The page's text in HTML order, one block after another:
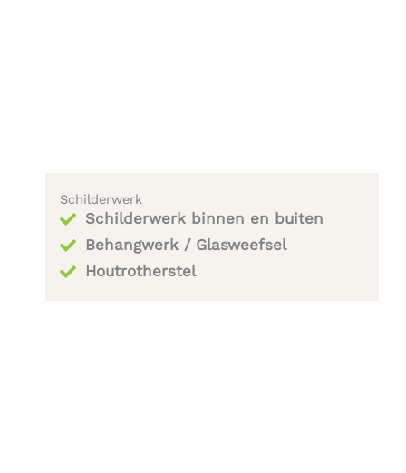
Schilderwerk
Schilderwerk binnen en buiten
Behangwerk / Glasweefsel
Houtrotherstel​